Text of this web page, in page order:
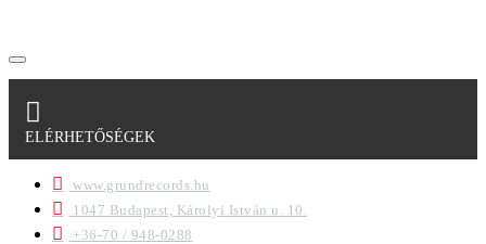
ELÉRHETŐSÉGEK
www.grundrecords.hu
1047 Budapest, Károlyi István u. 10.
+36-70 / 948-0288